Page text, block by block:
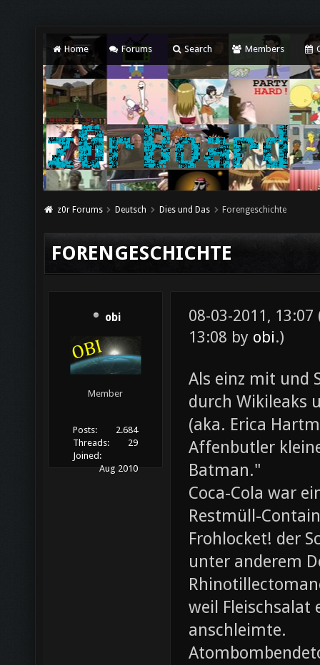
Home Forums Search Members
z0r Forums Deutsch Dies und Das Forengeschichte
FORENGESCHICHTE
obi
Member
Posts:
2.684
Threads:
29
Joined:
Aug 2010
08-03-2011, 13:07
13:08 by obi.)
Als einz mit und
durch Wikileaks
(aka. Erica
Affenbutler
Batman."
Coca-Cola war
Restmüll-
Frohlocket! der
unter anderem
weil Fleischsalat
anschleimte.